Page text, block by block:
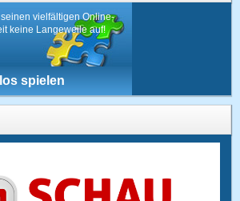
vielfältigen Online-
keine Langeweile auf!
spielen